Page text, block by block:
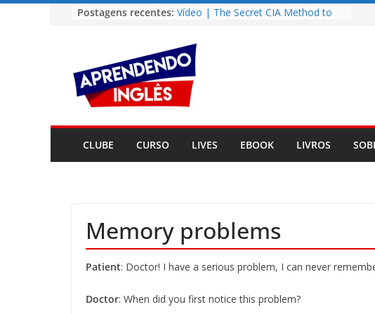
conteúdo
Postagens recentes: Vídeo | The Secret CIA Method to
Vídeo | How I m using NotebookLM
to power up my language learning
Vídeo | Do imaginary friends make
you smarter?
Story | Brasília: The City That Rose
from the Wilderness
Easy English Song | Somewhere
Over the Rainbow (Israel
Kamakawiwo’ole)
CLUBE CURSO LIVES EBOOK LIVROS
Memory problems
Patient: Doctor! I have a serious problem, I can never
Doctor: When did you first notice this problem?